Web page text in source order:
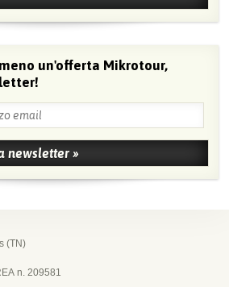
un'offerta Mikrotour,
(TN)
n. 209581